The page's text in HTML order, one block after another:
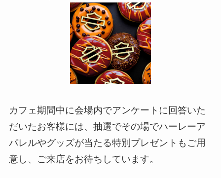
カフェ期間中に会場内でアンケートに回答いた
だいたお客様には、抽選でその場でハーレーア
パレルやグッズが当たる特別プレゼントもご用
意し、ご来店をお待ちしています。